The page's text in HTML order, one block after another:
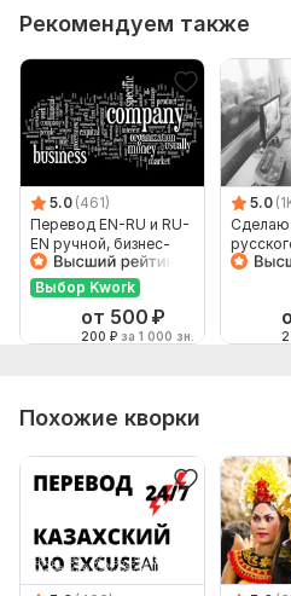
Рекомендуем также
5.0 (461)
Перевод EN-RU и RU-
EN ручной, бизнес-
английский
Выбор Kwork
от 500 ₽
200 ₽ за 1 000 зн.
5.0
Сделаю
Похожие кворки